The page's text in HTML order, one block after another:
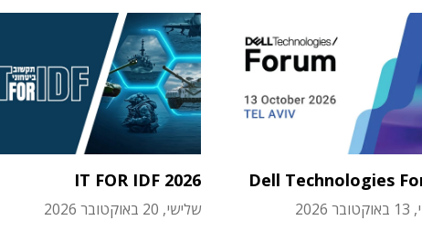
Dell Technologies
IT FOR IDF 2026
שלישי, 20 באוקטובר 2026